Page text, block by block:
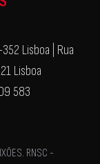
Lisboa | Rua
Lisboa
583
RNSC -